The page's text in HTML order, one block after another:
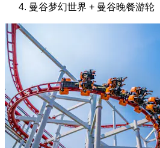
曼谷梦幻世界 + 曼谷晚餐游轮